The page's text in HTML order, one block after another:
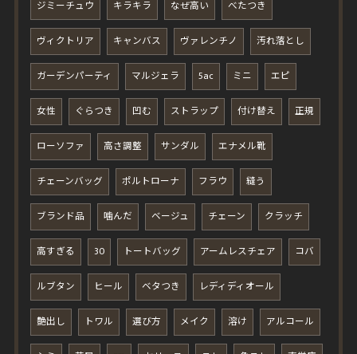
ジミーチュウ キラキラ なぜ高い べたつき
ヴィクトリア キャンバス ヴァレンチノ 汚れ落とし
ガーデンパーティ マルジェラ 5ac ミニ エピ
女性 ぐらつき 凹む ストラップ 付け替え 正規
ローソファ 高さ調整 サンダル エナメル靴
チェーンバッグ ポルトローナ フラウ 縫う
ブランド品 噛んだ ベージュ チェーン クラッチ
高すぎる 30 トートバッグ アームレスチェア コバ
ルブタン ヒール ベタつき レディディオール
艶出し トワル 選び方 メイク 溶け アルコール